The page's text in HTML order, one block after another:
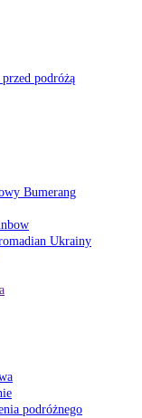
podróżą
Bumerang
Ukrainy
podróżnego